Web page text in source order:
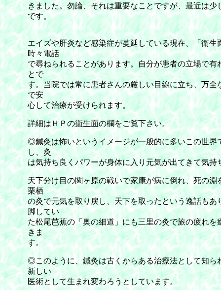
きました。勿論、それは重要なことですが、最近は少
です。
エイズや肝炎など感染症が蔓延している現在、「衛生
時々電話
で尋ねられることがあります。自分が患者の立場で有
とで
す。当院では常に患者さんの厳しい目線に立ち、万全
で安
心して治療が受けられます。
詳細はＨＰの衛生面の欄をご覧下さい。
◎鍼灸は怖いというイメージが一般的に多いこの世界
し、灸
は気持ち良くパワーが身体に入り元気が出てきて気持
天下分け目の関ヶ原の戦いで家康が病に倒れ、死の淵
栗栖
の灸で元気を取り戻し、天下を取ったという逸話もあ
脚してい
た松尾芭蕉の「奥の細道」にも三里の灸で旅の疲れを
きま
す。
◎このように、鍼灸は古くからある治療法として知ら
新しい
医術として生まれ変わろうとしています。